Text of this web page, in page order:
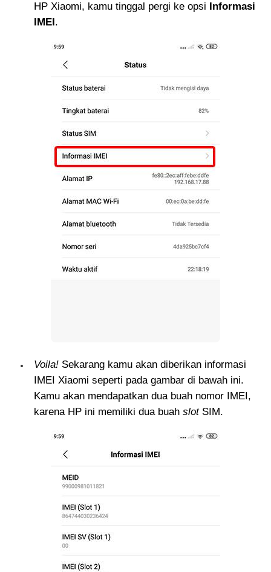
HP Xiaomi, kamu tinggal pergi ke opsi Informasi
IMEI.
Voila! Sekarang kamu akan diberikan informasi
IMEI Xiaomi seperti pada gambar di bawah ini.
Kamu akan mendapatkan dua buah nomor IMEI,
karena HP ini memiliki dua buah slotSIM.